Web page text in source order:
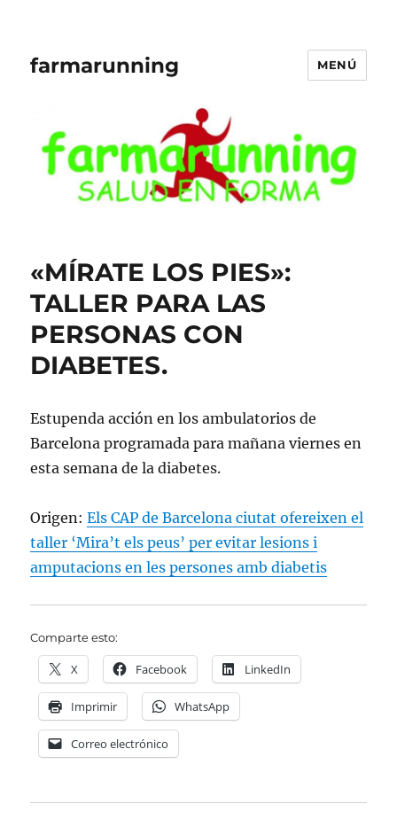
farmarunning MENÚ
«MÍRATE LOS PIES»:
TALLER PARA LAS
PERSONAS CON
DIABETES.
Estupenda acción en los ambulatorios de
Barcelona programada para mañana viernes en
esta semana de la diabetes.
Origen:Els CAP de Barcelona ciutat ofereixen el
taller ‘Mira’t els peus’ per evitar lesions i
amputacions en les persones amb diabetis
Comparte esto:
X Facebook LinkedIn
Imprimir WhatsApp
Correo electrónico